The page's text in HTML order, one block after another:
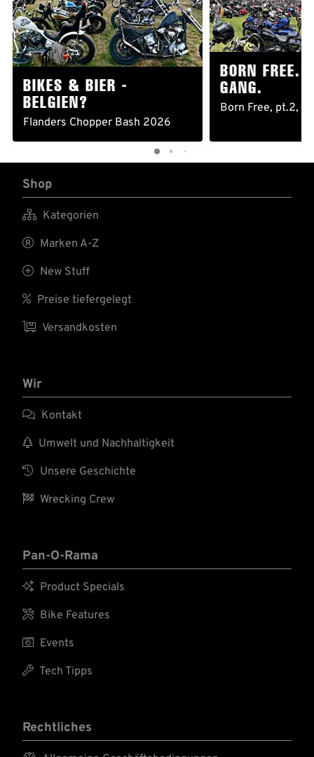
BIKES & BIER -
BELGIEN?
Flanders Chopper Bash 2026
BORN FREE.
GANG.
Born Free, pt.2,
Shop
 Kategorien
 Marken A-Z
 New Stuff
 Preise tiefergelegt
 Versandkosten
Wir
 Kontakt
 Umwelt und Nachhaltigkeit
 Unsere Geschichte
 Wrecking Crew
Pan-O-Rama
 Product Specials
 Bike Features
 Events
 Tech Tipps
Rechtliches